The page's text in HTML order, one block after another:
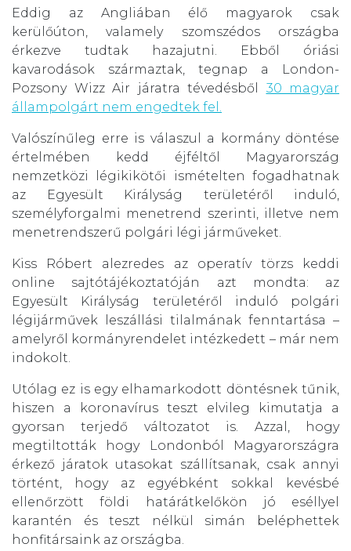
Eddig az Angliában élő magyarok csak
kerülőúton, valamely szomszédos országba
érkezve tudtak hazajutni. Ebből óriási
kavarodások származtak, tegnap a London-
Pozsony Wizz Air járatra tévedésből 30 magyar
állampolgárt nem engedtek fel.
Valószínűleg erre is válaszul a kormány döntése
értelmében kedd éjféltől Magyarország
nemzetközi légikikötői ismételten fogadhatnak
az Egyesült Királyság területéről induló,
személyforgalmi menetrend szerinti, illetve nem
menetrendszerű polgári légi járműveket.
Kiss Róbert alezredes az operatív törzs keddi
online sajtótájékoztatóján azt mondta: az
Egyesült Királyság területéről induló polgári
légijárművek leszállási tilalmának fenntartása –
amelyről kormányrendelet intézkedett – már nem
indokolt.
Utólag ez is egy elhamarkodott döntésnek tűnik,
hiszen a koronavírus teszt elvileg kimutatja a
gyorsan terjedő változatot is. Azzal, hogy
megtiltották hogy Londonból Magyarországra
érkező járatok utasokat szállítsanak, csak annyi
történt, hogy az egyébként sokkal kevésbé
ellenőrzött földi határátkelőkön jó eséllyel
karantén és teszt nélkül simán beléphettek
honfitársaink az országba.